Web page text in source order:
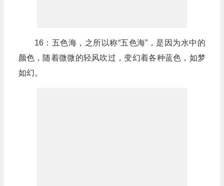
16：五色海，之所以称“五色海”，是因为水中的
颜色，随着微微的轻风吹过，变幻着各种蓝色，如梦
如幻。